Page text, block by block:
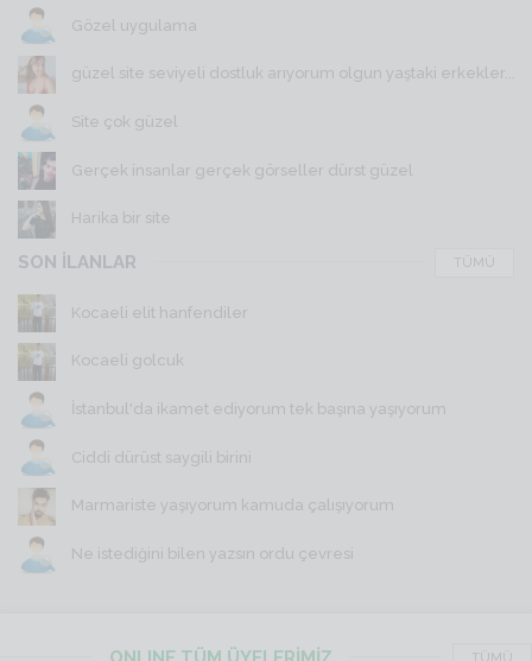
Gözel uygulama
güzel site seviyeli dostluk arıyorum olgun yaştaki erkekler...
Site çok güzel
Gerçek insanlar gerçek görseller dürst güzel
Harika bir site
SON İLANLAR TÜMÜ
Kocaeli elit hanfendiler
Kocaeli golcuk
İstanbul'da ikamet ediyorum tek başına yaşıyorum
Ciddi dürüst saygili birini
Marmariste yaşıyorum kamuda çalışıyorum
Ne istediğini bilen yazsın ordu çevresi
TÜMÜ